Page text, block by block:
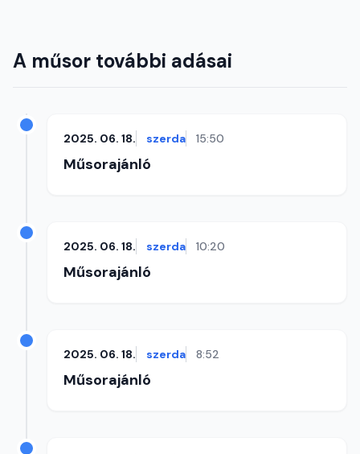
A műsor további adásai
2025. 06. 18. szerda 15:50
Műsorajánló
2025. 06. 18. szerda 10:20
Műsorajánló
2025. 06. 18. szerda 8:52
Műsorajánló